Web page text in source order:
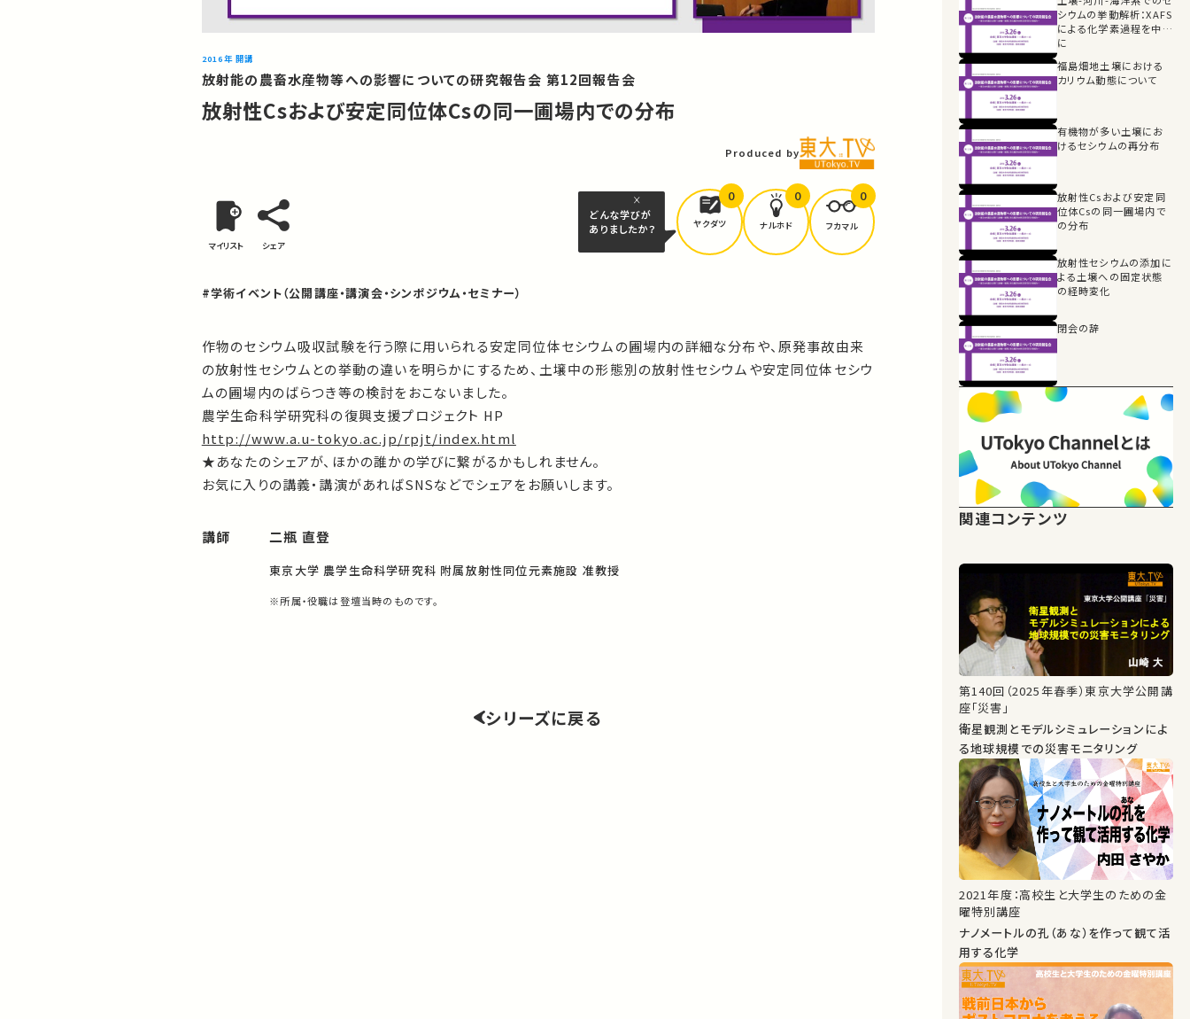
2016年 開講
放射能の農畜水産物等への影響についての研究報告会 第12回報告会
放射性Csおよび安定同位体Csの同一圃場内での分布
Produced by
マイリスト シェア
どんな学びが
ありましたか？
ヤクダツ
0
ナルホド
0
フカマル
0
#学術イベント（公開講座・講演会・シンポジウム・セミナー）
作物のセシウム吸収試験を行う際に用いられる安定同位体セシウムの圃場内の詳細な分布や、原発事故由来
の放射性セシウムとの挙動の違いを明らかにするため、土壌中の形態別の放射性セシウムや安定同位体セシウ
ムの圃場内のばらつき等の検討をおこないました。
農学生命科学研究科の復興支援プロジェクト HP
http://www.a.u-tokyo.ac.jp/rpjt/index.html
★あなたのシェアが、ほかの誰かの学びに繋がるかもしれません。
お気に入りの講義・講演があればSNSなどでシェアをお願いします。
講師 二瓶 直登
東京大学 農学生命科学研究科 附属放射性同位元素施設 准教授
※所属・役職は登壇当時のものです。
シリーズに戻る
シウムの挙動解析：XAFS
による化学素過程を中心
に
福島畑地土壌における
カリウム動態について
有機物が多い土壌にお
けるセシウムの再分布
放射性Csおよび安定同
位体Csの同一圃場内で
の分布
放射性セシウムの添加に
よる土壌への固定状態
の経時変化
閉会の辞
関連コンテンツ
第140回（2025年春季）東京大学公開講
座「災害」
衛星観測とモデルシミュレーションによ
る地球規模での災害モニタリング
2021年度：高校生と大学生のための金
曜特別講座
ナノメートルの孔（あな）を作って観て活
用する化学